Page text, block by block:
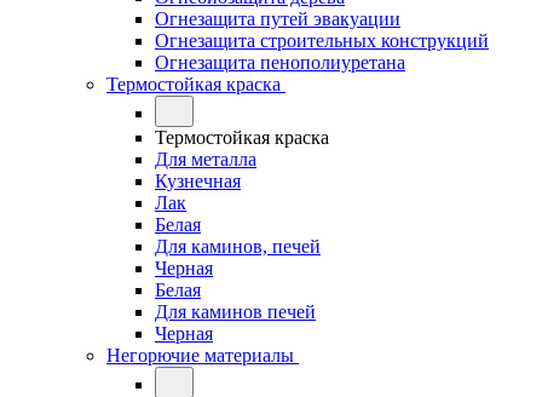
Огнезащита путей эвакуации
Огнезащита строительных конструкций
Огнезащита пенополиуретана
Термостойкая краска
Термостойкая краска
Для металла
Кузнечная
Лак
Белая
Для каминов, печей
Черная
Белая
Для каминов печей
Черная
Негорючие материалы